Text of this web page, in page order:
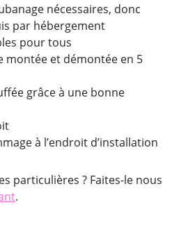
nécessaires, donc
par hébergement
pour tous
montée et démontée en 5
grâce à une bonne
à l’endroit d’installation
particulières ? Faites-le nous
.